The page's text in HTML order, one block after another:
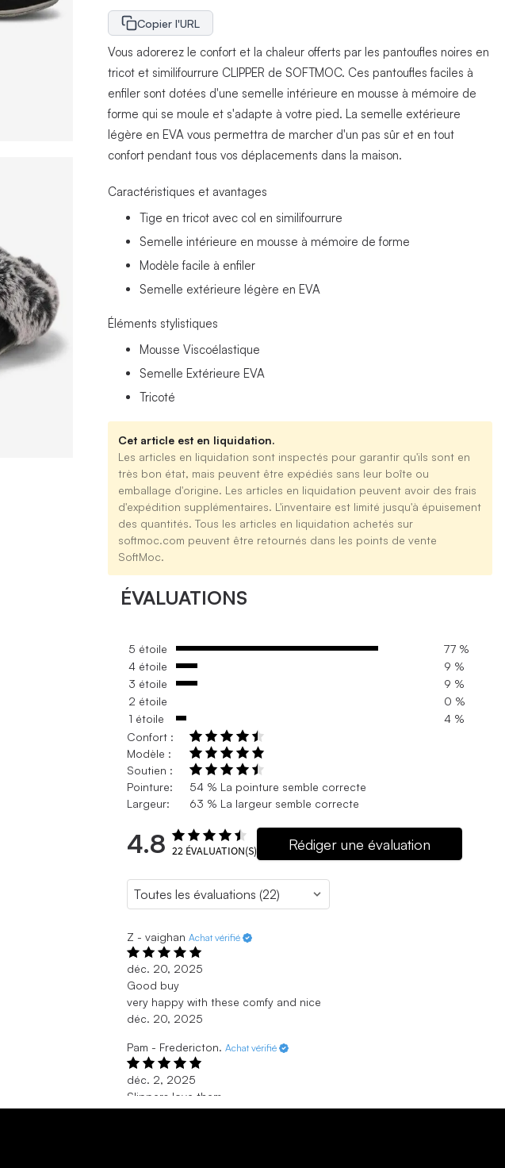
Copier l'URL
Vous adorerez le confort et la chaleur offerts par les pantoufles noires en
tricot et similifourrure CLIPPER de SOFTMOC. Ces pantoufles faciles à
enfiler sont dotées d'une semelle intérieure en mousse à mémoire de
forme qui se moule et s'adapte à votre pied. La semelle extérieure
légère en EVA vous permettra de marcher d'un pas sûr et en tout
confort pendant tous vos déplacements dans la maison.
Caractéristiques et avantages
Tige en tricot avec col en similifourrure
Semelle intérieure en mousse à mémoire de forme
Modèle facile à enfiler
Semelle extérieure légère en EVA
Éléments stylistiques
Mousse Viscoélastique
Semelle Extérieure EVA
Tricoté
Cet article est en liquidation.
Les articles en liquidation sont inspectés pour garantir qu'ils sont en
très bon état, mais peuvent être expédiés sans leur boîte ou
emballage d'origine. Les articles en liquidation peuvent avoir des frais
d'expédition supplémentaires. L'inventaire est limité jusqu'à épuisement
des quantités. Tous les articles en liquidation achetés sur
softmoc.com peuvent être retournés dans les points de vente
SoftMoc.
ÉVALUATIONS
5 étoile
77 %
4 étoile
9 %
3 étoile
9 %
2 étoile
0 %
1 étoile
4 %
Confort :
Modèle :
Soutien :
Pointure:
54 % La pointure semble correcte
Largeur:
63 % La largeur semble correcte
4.8 22 ÉVALUATION(S) Rédiger une évaluation
Z - vaighan Achat vérifié
déc. 20, 2025
Good buy
very happy with these comfy and nice
déc. 20, 2025
Pam - Fredericton. Achat vérifié
déc. 2, 2025
Slippers love them.
Love them this is my 3rd pair.